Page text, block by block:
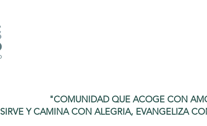
"COMUNIDAD QUE ACOGE CON
SIRVE Y CAMINA CON ALEGRIA, EVANGELIZA